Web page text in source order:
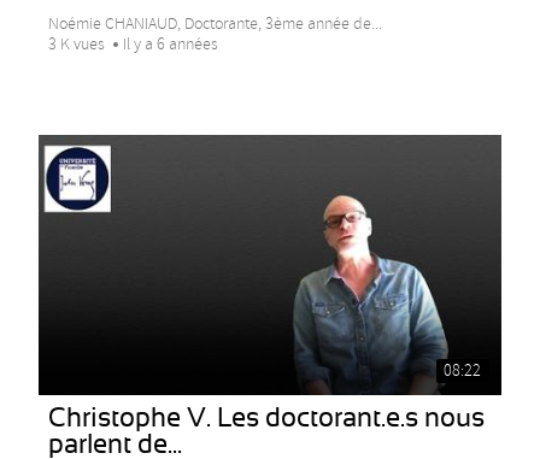
Noémie CHANIAUD, Doctorante, 3ème année de...
3 K vues
Il y a 6 années
08:22
Christophe V. Les doctorant.e.s nous
parlent de...